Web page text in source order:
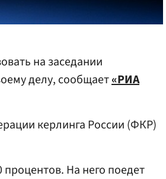
на заседании
делу, сообщает«РИА
керлинга России (ФКР)
На него поедет